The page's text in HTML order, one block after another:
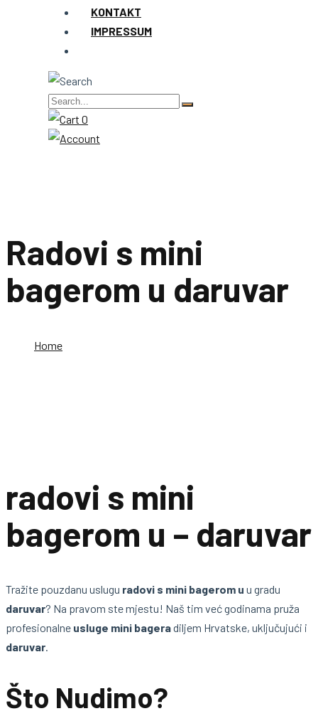
KONTAKT
IMPRESSUM
0
Radovi s mini
bagerom u daruvar
Home
radovi s mini
bagerom u – daruvar
Tražite pouzdanu uslugu radovi s mini bagerom u u gradu
daruvar? Na pravom ste mjestu! Naš tim već godinama pruža
profesionalne usluge mini bageradiljem Hrvatske, uključujući i
daruvar.
Što Nudimo?